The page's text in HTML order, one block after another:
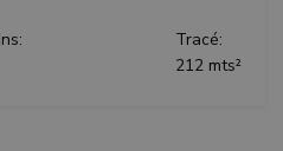
Tracé:
212 mts²